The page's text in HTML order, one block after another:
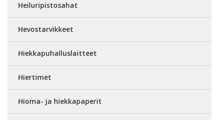
Heiluripistosahat
Hevostarvikkeet
Hiekkapuhalluslaitteet
Hiertimet
Hioma- ja hiekkapaperit